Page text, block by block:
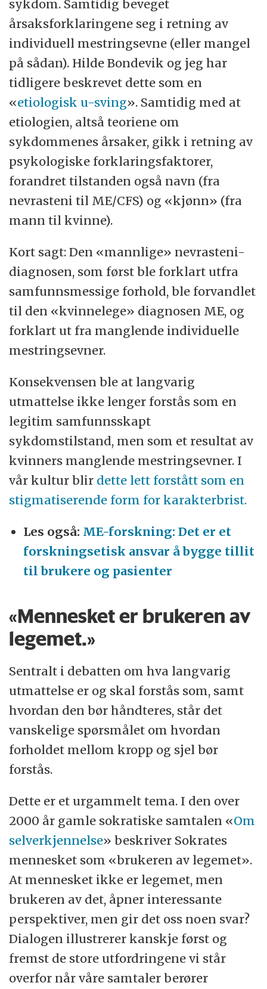
sykdom. Samtidig beveget
årsaksforklaringene seg i retning av
individuell mestringsevne (eller mangel
på sådan). Hilde Bondevik og jeg har
tidligere beskrevet dette som en
«etiologisk u-sving». Samtidig med at
etiologien, altså teoriene om
sykdommenes årsaker, gikk i retning av
psykologiske forklaringsfaktorer,
forandret tilstanden også navn (fra
nevrasteni til ME/CFS) og «kjønn» (fra
mann til kvinne).
Kort sagt: Den «mannlige» nevrasteni-
diagnosen, som først ble forklart utfra
samfunnsmessige forhold, ble forvandlet
til den «kvinnelege» diagnosen ME, og
forklart ut fra manglende individuelle
mestringsevner.
Konsekvensen ble at langvarig
utmattelse ikke lenger forstås som en
legitim samfunnsskapt
sykdomstilstand, men som et resultat av
kvinners manglende mestringsevner. I
vår kultur blir dette lett forstått som en
stigmatiserende form for karakterbrist.
Les også: ME-forskning: Det er et
forskningsetisk ansvar å bygge tillit
til brukere og pasienter
«Mennesket er brukeren av
legemet.»
Sentralt i debatten om hva langvarig
utmattelse er og skal forstås som, samt
hvordan den bør håndteres, står det
vanskelige spørsmålet om hvordan
forholdet mellom kropp og sjel bør
forstås.
Dette er et urgammelt tema. I den over
2000 år gamle sokratiske samtalen «Om
selverkjennelse» beskriver Sokrates
mennesket som «brukeren av legemet».
At mennesket ikke er legemet, men
brukeren av det, åpner interessante
perspektiver, men gir det oss noen svar?
Dialogen illustrerer kanskje først og
fremst de store utfordringene vi står
overfor når våre samtaler berører